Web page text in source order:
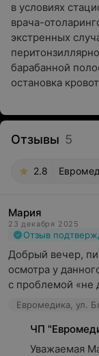
в условиях
врача-
экстренных
барабанной
остановка
Отзывы 5
2.8
Мария
23 декабря 2025
Отзыв
Добрый вечер,
осмотра у
с проблемой «не
Евромедика, ул.
ЧП
Уважаемая